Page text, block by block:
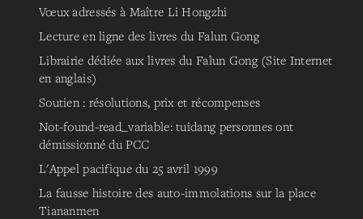
Vœux adressés à Maître Li Hongzhi
Lecture en ligne des livres du Falun Gong
Librairie dédiée aux livres du Falun Gong (Site Internet
en anglais)
Soutien : résolutions, prix et récompenses
Not-found-read_variable: tuidang personnes ont
démissionné du PCC
L'Appel pacifique du 25 avril 1999
La fausse histoire des auto-immolations sur la place
Tiananmen